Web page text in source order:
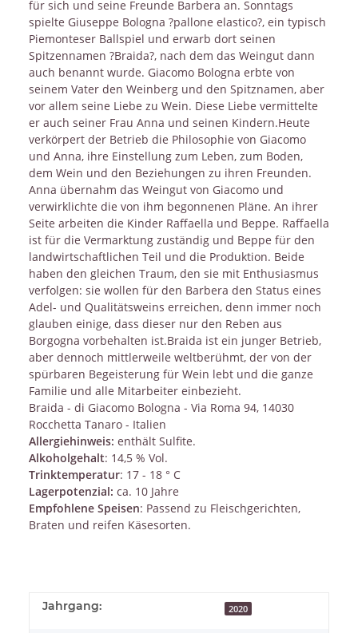
für sich und seine Freunde Barbera an. Sonntags
spielte Giuseppe Bologna ?pallone elastico?, ein typisch
Piemonteser Ballspiel und erwarb dort seinen
Spitzennamen ?Braida?, nach dem das Weingut dann
auch benannt wurde. Giacomo Bologna erbte von
seinem Vater den Weinberg und den Spitznamen, aber
vor allem seine Liebe zu Wein. Diese Liebe vermittelte
er auch seiner Frau Anna und seinen Kindern.Heute
verkörpert der Betrieb die Philosophie von Giacomo
und Anna, ihre Einstellung zum Leben, zum Boden,
dem Wein und den Beziehungen zu ihren Freunden.
Anna übernahm das Weingut von Giacomo und
verwirklichte die von ihm begonnenen Pläne. An ihrer
Seite arbeiten die Kinder Raffaella und Beppe. Raffaella
ist für die Vermarktung zuständig und Beppe für den
landwirtschaftlichen Teil und die Produktion. Beide
haben den gleichen Traum, den sie mit Enthusiasmus
verfolgen: sie wollen für den Barbera den Status eines
Adel- und Qualitätsweins erreichen, denn immer noch
glauben einige, dass dieser nur den Reben aus
Borgogna vorbehalten ist.Braida ist ein junger Betrieb,
aber dennoch mittlerweile weltberühmt, der von der
spürbaren Begeisterung für Wein lebt und die ganze
Familie und alle Mitarbeiter einbezieht.
Braida - di Giacomo Bologna - Via Roma 94, 14030
Rocchetta Tanaro - Italien
Allergiehinweis: enthält Sulfite.
Alkoholgehalt: 14,5 % Vol.
Trinktemperatur: 17 - 18 ° C
Lagerpotenzial: ca. 10 Jahre
Empfohlene Speisen: Passend zu Fleischgerichten,
Braten und reifen Käsesorten.
Jahrgang: 2020